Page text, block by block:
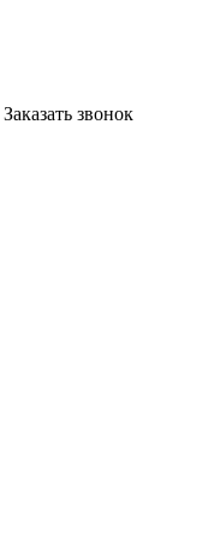
Заказать звонок